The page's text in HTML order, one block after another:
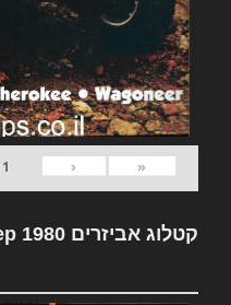
«
‹
1
קטלוג אביזרים Jeep 1980